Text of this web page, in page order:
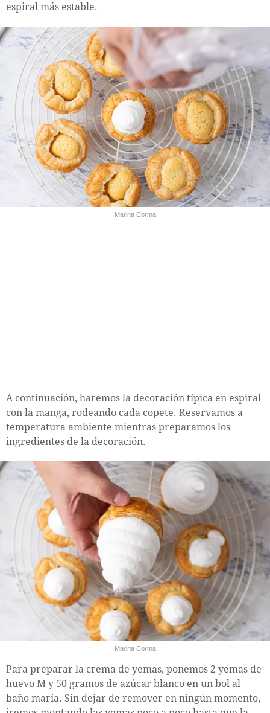
espiral más estable.
Marina Corma
A continuación, haremos la decoración típica en espiral
con la manga, rodeando cada copete. Reservamos a
temperatura ambiente mientras preparamos los
ingredientes de la decoración.
Marina Corma
Para preparar la crema de yemas, ponemos 2 yemas de
huevo M y 50 gramos de azúcar blanco en un bol al
baño maría. Sin dejar de remover en ningún momento,